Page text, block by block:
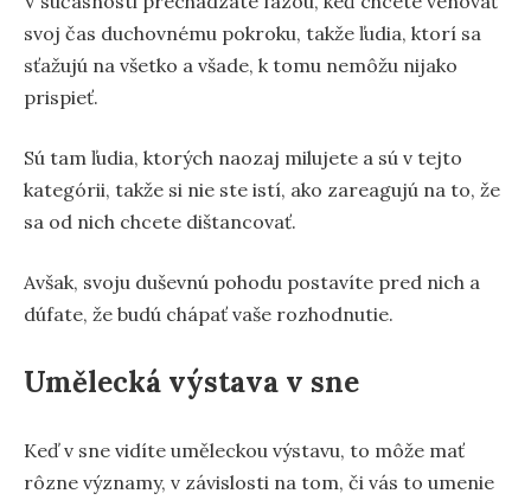
svoj čas duchovnému pokroku, takže ľudia, ktorí sa
sťažujú na všetko a všade, k tomu nemôžu nijako
prispieť.
Sú tam ľudia, ktorých naozaj milujete a sú v tejto
kategórii, takže si nie ste istí, ako zareagujú na to, že
sa od nich chcete dištancovať.
Avšak, svoju duševnú pohodu postavíte pred nich a
dúfate, že budú chápať vaše rozhodnutie.
Umělecká výstava v sne
Keď v sne vidíte uměleckou výstavu, to môže mať
rôzne významy, v závislosti na tom, či vás to umenie